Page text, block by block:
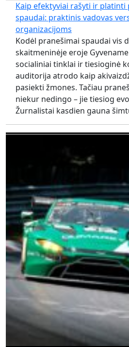
Kaip efektyviai rašyti ir platinti
spaudai: praktinis vadovas
organizacijoms
Kodėl pranešimai spaudai vis
skaitmeninėje eroje
socialiniai tinklai ir tiesioginė
auditorija atrodo kaip
pasiekti žmones. Tačiau
niekur nedingo – jie tiesiog
Žurnalistai kasdien gauna